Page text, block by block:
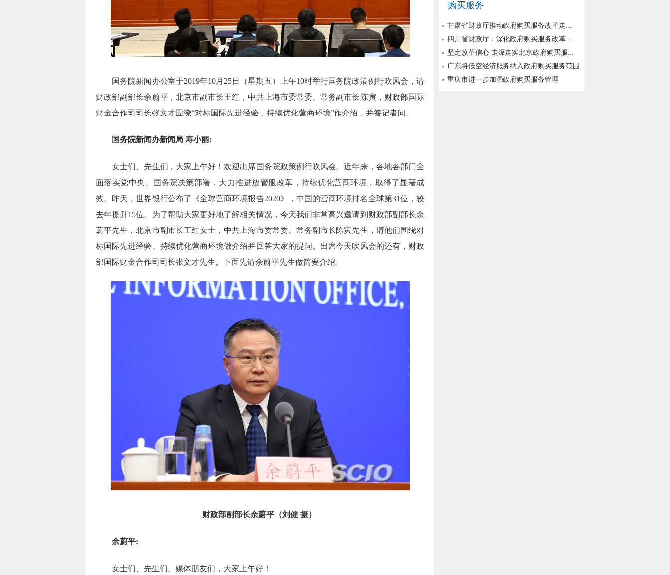
国务院新闻办公室于2019年10月25日（星期五）上午10时举行国务院政策例行吹风会，请
财政部副部长余蔚平，北京市副市长王红，中共上海市委常委、常务副市长陈寅，财政部国际
财金合作司司长张文才围绕“对标国际先进经验，持续优化营商环境”作介绍，并答记者问。
国务院新闻办新闻局 寿小丽:
女士们、先生们，大家上午好！欢迎出席国务院政策例行吹风会。近年来，各地各部门全
面落实党中央、国务院决策部署，大力推进放管服改革，持续优化营商环境，取得了显著成
效。昨天，世界银行公布了《全球营商环境报告2020》，中国的营商环境排名全球第31位，较
去年提升15位。为了帮助大家更好地了解相关情况，今天我们非常高兴邀请到财政部副部长余
蔚平先生，北京市副市长王红女士，中共上海市委常委、常务副市长陈寅先生，请他们围绕对
标国际先进经验、持续优化营商环境做介绍并回答大家的提问。出席今天吹风会的还有，财政
部国际财金合作司司长张文才先生。下面先请余蔚平先生做简要介绍。
财政部副部长余蔚平（刘健 摄）
余蔚平:
女士们、先生们、媒体朋友们，大家上午好！
购买服务
甘肃省财政厅推动政府购买服务改革走...
四川省财政厅：深化政府购买服务改革 ...
坚定改革信心 走深走实北京政府购买服...
广东将低空经济服务纳入政府购买服务范围
重庆市进一步加强政府购买服务管理